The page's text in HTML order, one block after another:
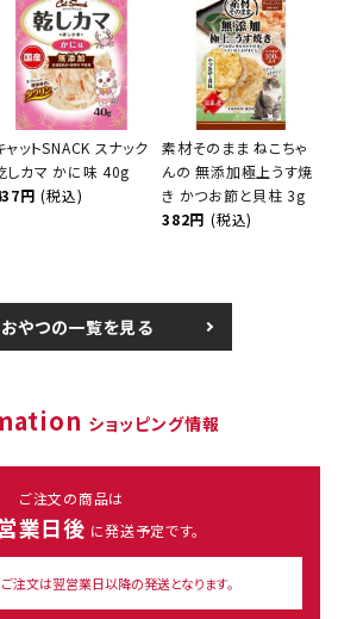
ャットSNACK スナック
しカマ かに味 40g
円 (税込)
素材そのまま ねこちゃ
んの 無添加極上うす焼
き かつお節と貝柱 3g
382円 (税込)
やつの一覧を見る
ショッピング情報
ご注文の商品は
業日後 に発送予定です。
注文は翌営業日以降の発送となります。